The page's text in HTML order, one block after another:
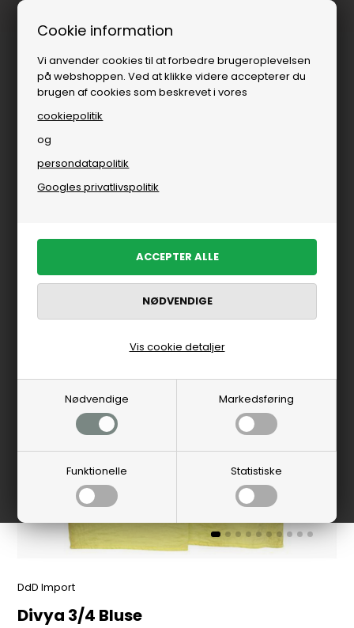
Cookie information
Vi anvender cookies til at forbedre brugeroplevelsen
på webshoppen. Ved at klikke videre accepterer du
brugen af cookies som beskrevet i vores
cookiepolitik
og
persondatapolitik
Googles privatlivspolitik
Nødvendige Markedsføring
Funktionelle Statistiske
Vis cookie detaljer
DdD Import
Divya 3/4 Bluse